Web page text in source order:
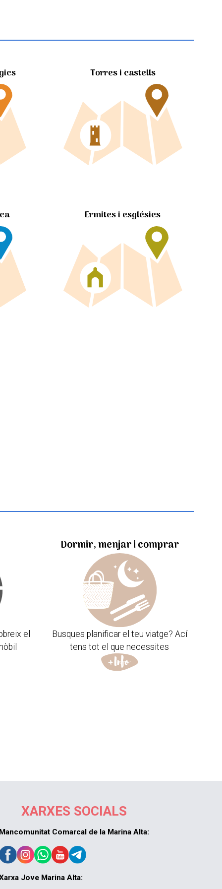
Torres i castells
Ermites i esglésies
el
Dormir, menjar i comprar
Busques planificar el teu viatge? Ací
tens tot el que necessites
XARXES SOCIALS
Mancomunitat Comarcal de la Marina Alta:
Jove Marina Alta: